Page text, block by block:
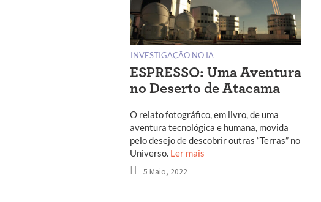
INVESTIGAÇÃO NO IA
ESPRESSO: Uma Aventura
no Deserto de Atacama
O relato fotográfico, em livro, de uma
aventura tecnológica e humana, movida
pelo desejo de descobrir outras “Terras” no
Universo. Ler mais
5 Maio, 2022